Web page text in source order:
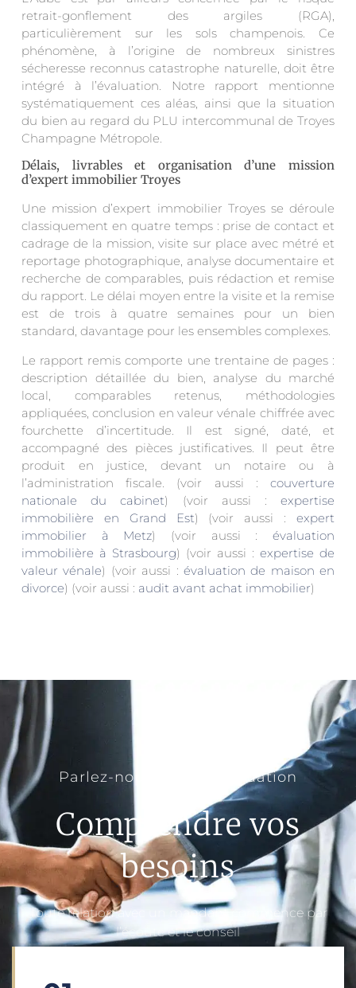
retrait-gonflement des argiles (RGA),
particulièrement sur les sols champenois. Ce
phénomène, à l’origine de nombreux sinistres
sécheresse reconnus catastrophe naturelle, doit être
intégré à l’évaluation. Notre rapport mentionne
systématiquement ces aléas, ainsi que la situation
du bien au regard du PLU intercommunal de Troyes
Champagne Métropole.
Délais, livrables et organisation d’une mission
d’expert immobilier Troyes
Une mission d’expert immobilier Troyes se déroule
classiquement en quatre temps : prise de contact et
cadrage de la mission, visite sur place avec métré et
reportage photographique, analyse documentaire et
recherche de comparables, puis rédaction et remise
du rapport. Le délai moyen entre la visite et la remise
est de trois à quatre semaines pour un bien
standard, davantage pour les ensembles complexes.
Le rapport remis comporte une trentaine de pages :
description détaillée du bien, analyse du marché
local, comparables retenus, méthodologies
appliquées, conclusion en valeur vénale chiffrée avec
fourchette d’incertitude. Il est signé, daté, et
accompagné des pièces justificatives. Il peut être
produit en justice, devant un notaire ou à
l’administration fiscale. (voir aussi : couverture
nationale du cabinet) (voir aussi :expertise
immobilière en Grand Est) (voir aussi :expert
immobilier à Metz) (voir aussi :évaluation
immobilière à Strasbourg) (voir aussi : expertise de
valeur vénale) (voir aussi : évaluation de maison en
divorce) (voir aussi : audit avant achat immobilier)
Parlez-nous de votre situation
Comprendre vos
besoins
Toute relation avec un mandant commence par
l’écoute et le conseil